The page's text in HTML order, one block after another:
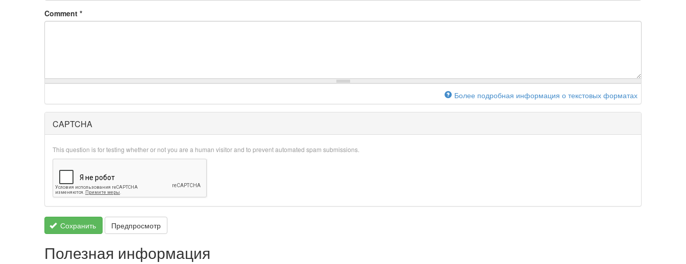
Comment *
Более подробная информация о текстовых форматах
CAPTCHA
This question is for testing whether or not you are a human visitor and to prevent automated spam submissions.
Сохранить Предпросмотр
Полезная информация